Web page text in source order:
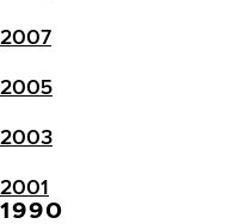
2007
2005
2003
2001
1990